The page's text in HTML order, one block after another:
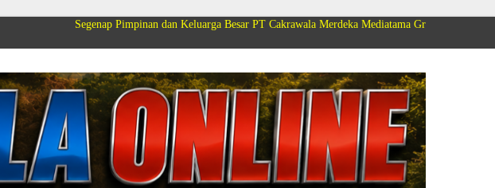
Segenap Pimpinan dan Keluarga Besar PT Cakrawala Merdeka Mediatama Group Mengucapkan Selamat